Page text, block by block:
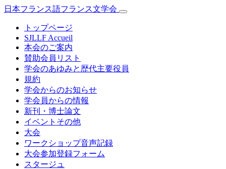
日本フランス語フランス文学会
トップページ
SJLLF Accueil
本会のご案内
賛助会員リスト
学会のあゆみと歴代主要役員
規約
学会からのお知らせ
学会員からの情報
新刊・博士論文
イベントその他
大会
ワークショップ音声記録
大会参加登録フォーム
スタージュ